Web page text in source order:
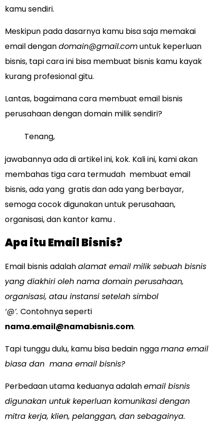
kamu sendiri.
Meskipun pada dasarnya kamu bisa saja memakai
email dengandomain@gmail.comuntuk keperluan
bisnis, tapi cara ini bisa membuat bisnis kamu kayak
kurang profesional gitu.
Lantas, bagaimana cara membuat email bisnis
perusahaan dengan domain milik sendiri?
Tenang,
jawabannya ada di artikel ini, kok. Kali ini, kami akan
membahas tiga cara termudah membuat email
bisnis, ada yang gratis dan ada yang berbayar,
semoga cocok digunakan untuk perusahaan,
organisasi, dan kantor kamu .
Apa itu Email Bisnis?
Email bisnis adalahalamat email milik sebuah bisnis
yang diakhiri oleh nama domain perusahaan,
organisasi, atau instansi setelah simbol
‘@’. Contohnya seperti
nama.email@namabisnis.com.
Tapi tunggu dulu, kamu bisa bedain nggamana email
biasa dan mana email bisnis?
Perbedaan utama keduanya adalahemail bisnis
digunakan untuk keperluan komunikasi dengan
mitra kerja, klien, pelanggan, dan sebagainya.